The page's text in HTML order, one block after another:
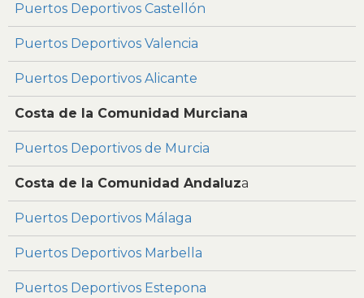
Puertos Deportivos Castellón
Puertos Deportivos Valencia
Puertos Deportivos Alicante
Costa de la Comunidad Murciana
Puertos Deportivos de Murcia
Costa de la Comunidad Andaluza
Puertos Deportivos Málaga
Puertos Deportivos Marbella
Puertos Deportivos Estepona